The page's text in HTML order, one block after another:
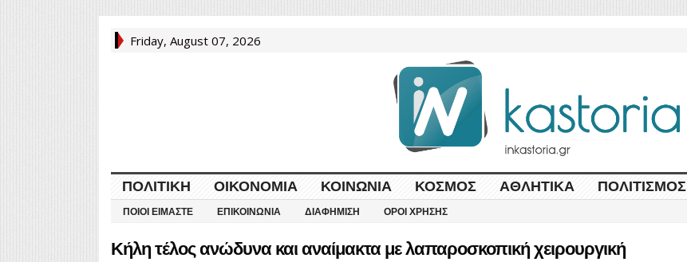
Friday, August 07, 2026
ΠΟΛΙΤΙΚΉ ΟΙΚΟΝΟΜΊΑ ΚΟΙΝΩΝΊΑ ΚΌΣΜΟΣ ΑΘΛΗΤΙΚΆ ΠΟΛΙΤΙΣΜΌΣ
ΠΟΙΟΙ ΕΊΜΑΣΤΕ ΕΠΙΚΟΙΝΩΝΊΑ ΔΙΑΦΉΜΙΣΗ ΌΡΟΙ ΧΡΉΣΗΣ
Κήλη τέλος ανώδυνα και αναίμακτα με λαπαροσκοπική χειρουργική